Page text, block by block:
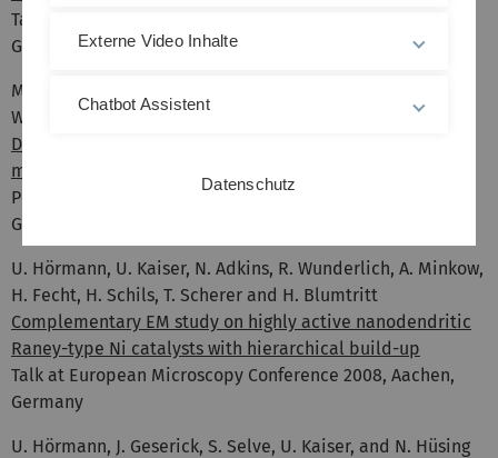
Talk at European Microscopy Conference 2008, Aachen,
Germany
M. Kinyanjui, A. Chuvilin1, U. Kaiser, P. Axmann, M.
Wohlfahrt-Mehrens
Domain structure in Delithiated LiFePO4, a cathode
material for Li ion Battery Applications
Poster at European Microscopy Conference 2008, Aachen,
Germany
U. Hörmann, U. Kaiser, N. Adkins, R. Wunderlich, A. Minkow,
H. Fecht, H. Schils, T. Scherer and H. Blumtritt
Complementary EM study on highly active nanodendritic
Raney-type Ni catalysts with hierarchical build-up
Talk at European Microscopy Conference 2008, Aachen,
Germany
U. Hörmann, J. Geserick, S. Selve, U. Kaiser, and N. Hüsing
Externe Video Inhalte
Chatbot Assistent
Datenschutz